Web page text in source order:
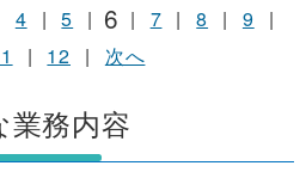
4 | 5 | 6 | 7 | 8 | 9
|
| 12 | 次へ
業務内容